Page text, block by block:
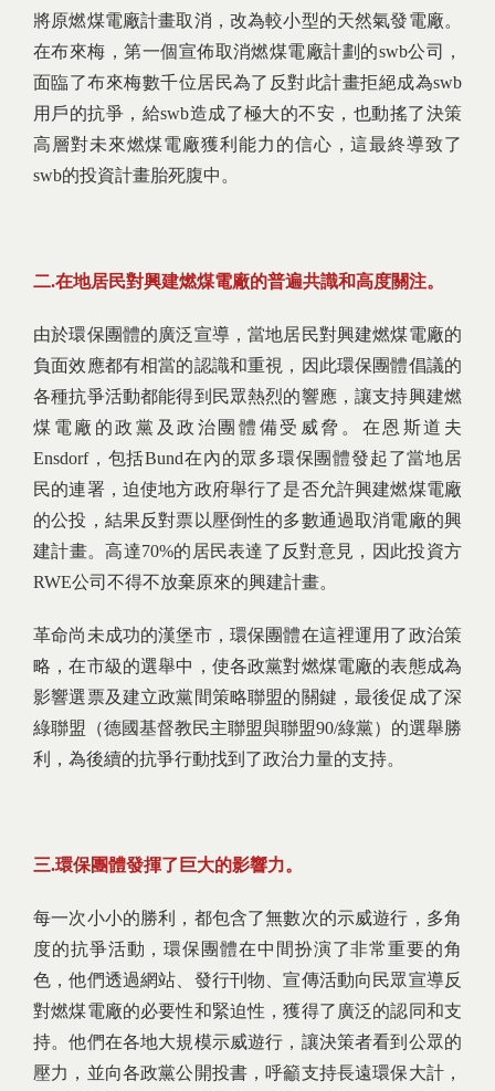
將原燃煤電廠計畫取消，改為較小型的天然氣發電廠。
在布來梅，第一個宣佈取消燃煤電廠計劃的swb公司，
面臨了布來梅數千位居民為了反對此計畫拒絕成為swb
用戶的抗爭，給swb造成了極大的不安，也動搖了決策
高層對未來燃煤電廠獲利能力的信心，這最終導致了
swb的投資計畫胎死腹中。
二.在地居民對興建燃煤電廠的普遍共識和高度關注。
由於環保團體的廣泛宣導，當地居民對興建燃煤電廠的
負面效應都有相當的認識和重視，因此環保團體倡議的
各種抗爭活動都能得到民眾熱烈的響應，讓支持興建燃
煤電廠的政黨及政治團體備受威脅。在恩斯道夫
Ensdorf，包括Bund在內的眾多環保團體發起了當地居
民的連署，迫使地方政府舉行了是否允許興建燃煤電廠
的公投，結果反對票以壓倒性的多數通過取消電廠的興
建計畫。高達70%的居民表達了反對意見，因此投資方
RWE公司不得不放棄原來的興建計畫。
革命尚未成功的漢堡市，環保團體在這裡運用了政治策
略，在市級的選舉中，使各政黨對燃煤電廠的表態成為
影響選票及建立政黨間策略聯盟的關鍵，最後促成了深
綠聯盟（德國基督教民主聯盟與聯盟90/綠黨）的選舉勝
利，為後續的抗爭行動找到了政治力量的支持。
三.環保團體發揮了巨大的影響力。
每一次小小的勝利，都包含了無數次的示威遊行，多角
度的抗爭活動，環保團體在中間扮演了非常重要的角
色，他們透過網站、發行刊物、宣傳活動向民眾宣導反
對燃煤電廠的必要性和緊迫性，獲得了廣泛的認同和支
持。他們在各地大規模示威遊行，讓決策者看到公眾的
壓力，並向各政黨公開投書，呼籲支持長遠環保大計，